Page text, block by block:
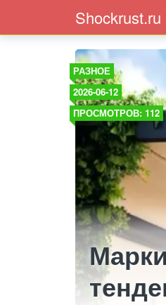
Shockrust.ru
РАЗНОЕ
2026-06-12
ПРОСМОТРОВ: 112